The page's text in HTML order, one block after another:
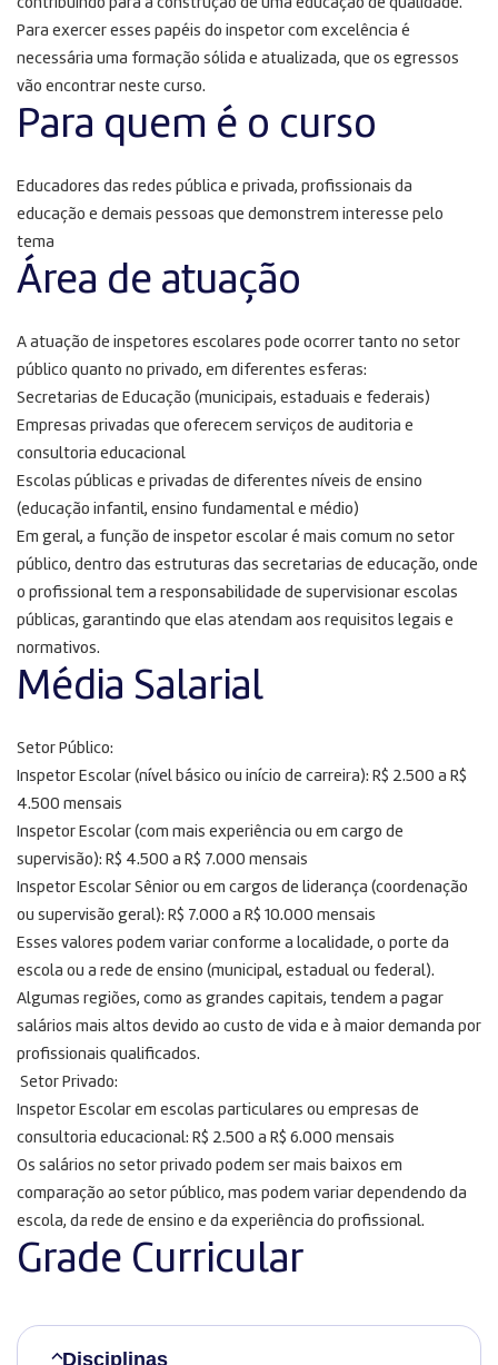
contribuindo para a construção de uma educação de qualidade.
Para exercer esses papéis do inspetor com excelência é
necessária uma formação sólida e atualizada, que os egressos
vão encontrar neste curso.
Para quem é o curso
Educadores das redes pública e privada, profissionais da
educação e demais pessoas que demonstrem interesse pelo
tema
Área de atuação
A atuação de inspetores escolares pode ocorrer tanto no setor
público quanto no privado, em diferentes esferas:
Secretarias de Educação (municipais, estaduais e federais)
Empresas privadas que oferecem serviços de auditoria e
consultoria educacional
Escolas públicas e privadas de diferentes níveis de ensino
(educação infantil, ensino fundamental e médio)
Em geral, a função de inspetor escolar é mais comum no setor
público, dentro das estruturas das secretarias de educação, onde
o profissional tem a responsabilidade de supervisionar escolas
públicas, garantindo que elas atendam aos requisitos legais e
normativos.
Média Salarial
Setor Público:
Inspetor Escolar (nível básico ou início de carreira): R$ 2.500 a R$
4.500 mensais
Inspetor Escolar (com mais experiência ou em cargo de
supervisão): R$ 4.500 a R$ 7.000 mensais
Inspetor Escolar Sênior ou em cargos de liderança (coordenação
ou supervisão geral): R$ 7.000 a R$ 10.000 mensais
Esses valores podem variar conforme a localidade, o porte da
escola ou a rede de ensino (municipal, estadual ou federal).
Algumas regiões, como as grandes capitais, tendem a pagar
salários mais altos devido ao custo de vida e à maior demanda por
profissionais qualificados.
Setor Privado:
Inspetor Escolar em escolas particulares ou empresas de
consultoria educacional: R$ 2.500 a R$ 6.000 mensais
Os salários no setor privado podem ser mais baixos em
comparação ao setor público, mas podem variar dependendo da
escola, da rede de ensino e da experiência do profissional.
Grade Curricular
Disciplinas